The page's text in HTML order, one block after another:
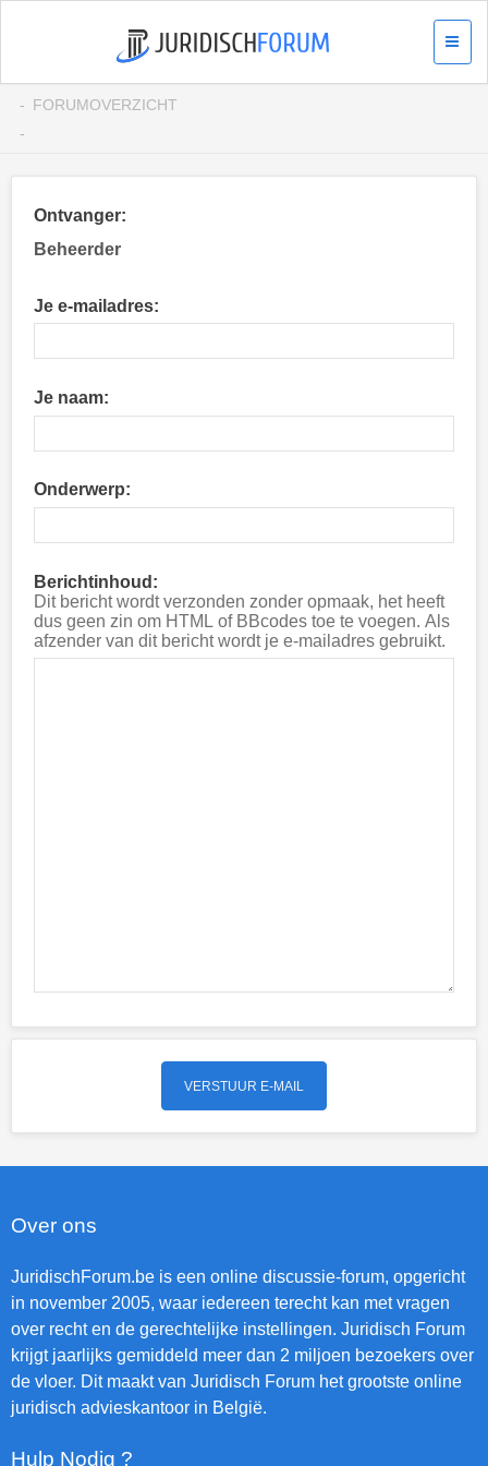
FORUMOVERZICHT
Ontvanger:
Beheerder
Je e-mailadres:
Je naam:
Onderwerp:
Berichtinhoud:
Dit bericht wordt verzonden zonder opmaak, het heeft
dus geen zin om HTML of BBcodes toe te voegen. Als
afzender van dit bericht wordt je e-mailadres gebruikt.
Over ons
JuridischForum.be is een online discussie-forum, opgericht
in november 2005, waar iedereen terecht kan met vragen
over recht en de gerechtelijke instellingen. Juridisch Forum
krijgt jaarlijks gemiddeld meer dan 2 miljoen bezoekers over
de vloer. Dit maakt van Juridisch Forum het grootste online
juridisch advieskantoor in België.
Hulp Nodig ?